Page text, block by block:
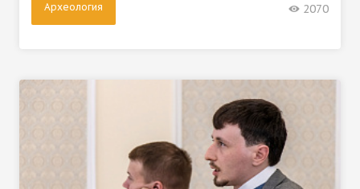
Археология 2070